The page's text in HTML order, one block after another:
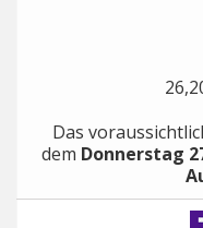
Das
dem Donnerstag